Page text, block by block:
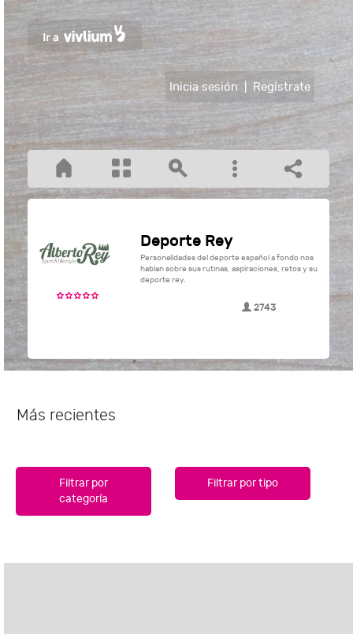
Inicia sesión Regístrate
Deporte Rey
Personalidades del deporte español a fondo nos
hablan sobre sus rutinas, aspiraciones, retos y su
deporte rey.
2743
Más recientes
Filtrar por
categoría
Filtrar por tipo